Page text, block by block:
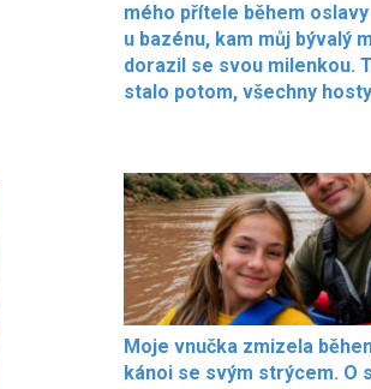
mého přítele během
u bazénu, kam můj bývalý
dorazil se svou milenkou.
stalo potom, všechny
Moje vnučka zmizela
kánoi se svým strýcem. O